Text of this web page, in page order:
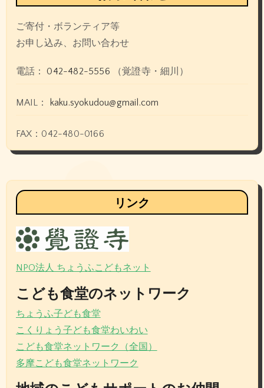
ご寄付・ボランティア等
お申し込み、お問い合わせ
電話： 042-482-5556 （覚證寺・細川）
MAIL： kaku.syokudou@gmail.com
FAX：042-480-0166
リンク
NPO法人 ちょうふこどもネット
こども食堂のネットワーク
ちょうふ子ども食堂
こくりょう子ども食堂わいわい
こども食堂ネットワーク（全国）
多摩こども食堂ネットワーク